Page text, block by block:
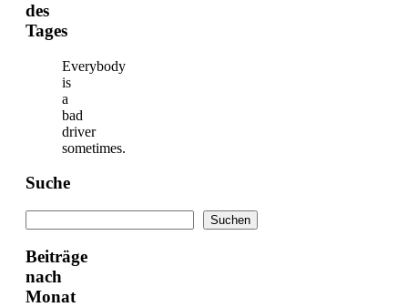
des
Tages
Everybody
is
a
bad
driver
sometimes.
Suche
Suchen
Beiträge
nach
Monat